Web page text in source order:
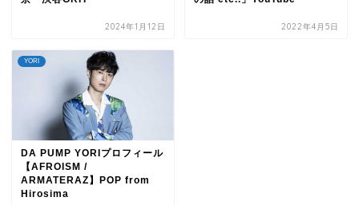
2024年1月12日 2022年4月5日
YORI
DA PUMP YORIプロフィール
【AFROISM /
ARMATERAZ】POP from
Hirosima